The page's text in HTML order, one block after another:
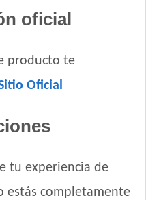
Puppy
Puppy
Terrier Puppy
oficial
producto te
Oficial
tu experiencia de
estás completamente